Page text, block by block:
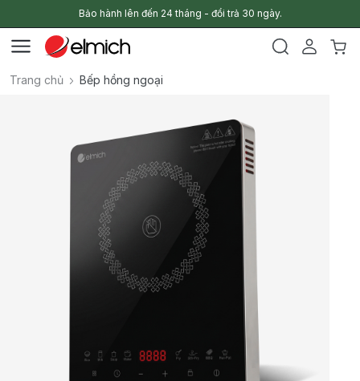
Bảo hành lên đến 24 tháng - đổi trả 30 ngày.
Trang chủ Bếp hồng ngoại